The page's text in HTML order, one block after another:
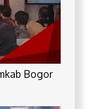
Bogor